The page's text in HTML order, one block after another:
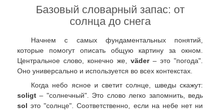
Базовый словарный запас: от
солнца до снега
Начнем с самых фундаментальных понятий,
которые помогут описать общую картину за окном.
Центральное слово, конечно же, väder– это "погода".
Оно универсально и используется во всех контекстах.
Когда небо ясное и светит солнце, шведы скажут:
soligt – "солнечный". Это слово легко запомнить, ведь
sol это "солнце". Соответственно, если на небе нет ни